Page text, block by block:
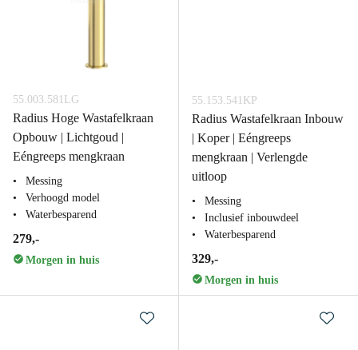
55.003.581LG
Radius Hoge Wastafelkraan
Opbouw | Lichtgoud |
Eéngreeps mengkraan
Messing
Verhoogd model
Waterbesparend
279,-
Morgen in huis
55.153.541KP
Radius Wastafelkraan Inbouw
| Koper | Eéngreeps
mengkraan | Verlengde
uitloop
Messing
Inclusief inbouwdeel
Waterbesparend
329,-
Morgen in huis